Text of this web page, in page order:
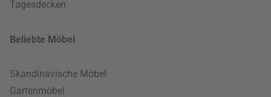
Tagesdecken
Beliebte Möbel
Skandinavische Möbel
Gartenmöbel